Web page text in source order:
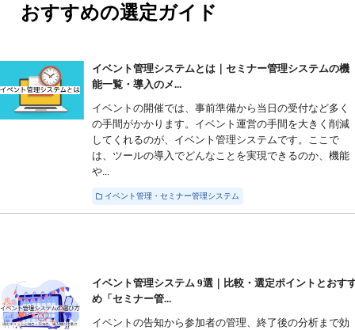
おすすめの選定ガイド
イベント管理システムとは｜セミナー管理システムの機
能一覧・導入のメ...
イベントの開催では、事前準備から当日の受付など多く
の手間がかかります。イベント運営の手間を大きく削減
してくれるのが、イベント管理システムです。ここで
は、ツールの導入でどんなことを実現できるのか、機能
や...
イベント管理・セミナー管理システム
イベント管理システム 9選｜比較・選定ポイントとおす
め「セミナー管...
イベントの告知から参加者の管理、終了後の分析まで効